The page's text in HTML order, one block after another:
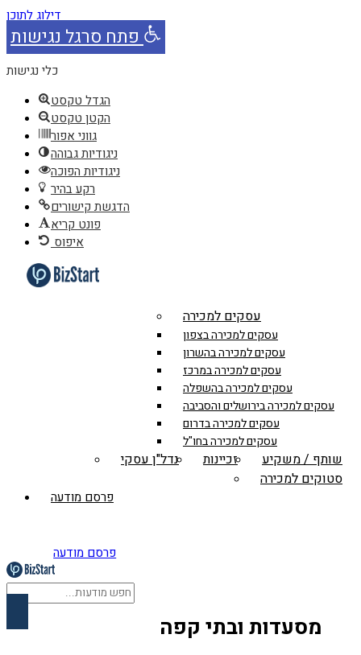
דילוג לתוכן
פתח סרגל נגישות
כלי נגישות
הגדל טקסט
הקטן טקסט
גווני אפור
ניגודיות גבוהה
ניגודיות הפוכה
רקע בהיר
הדגשת קישורים
פונט קריא
איפוס
עסקים למכירה
עסקים למכירה בצפון
עסקים למכירה בהשרון
עסקים למכירה במרכז
עסקים למכירה בהשפלה
עסקים למכירה בירושלים והסביבה
עסקים למכירה בדרום
עסקים למכירה בחו"ל
שותף / משקיע זכיינות
נדל"ן עסקי
סטוקים למכירה
פרסם מודעה
פרסם מודעה
מסעדות ובתי קפה